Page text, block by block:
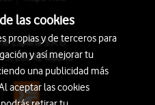
España S.A.U.
28042 Madrid
las cookies
propias y de terceros para
y así mejorar tu
una publicidad más
aceptar las cookies